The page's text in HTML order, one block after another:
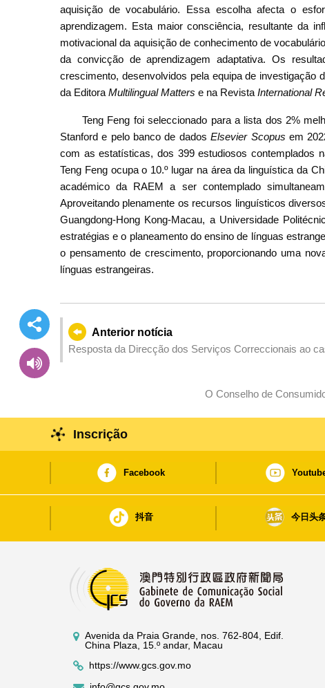
aquisição de vocabulário. Essa escolha afecta o
aprendizagem. Esta maior consciência, resultante da
motivacional da aquisição de conhecimento de
da convicção de aprendizagem adaptativa. Os
crescimento, desenvolvidos pela equipa de investigação
da EditoraMultilingual Matters e na RevistaInternational
Teng Feng foi seleccionado para a lista dos 2%
Stanford e pelo banco de dadosElsevier Scopus em
com as estatísticas, dos 399 estudiosos contemplados
Teng Feng ocupa o 10.º lugar na área da linguística da
académico da RAEM a ser contemplado
Aproveitando plenamente os recursos linguísticos
Guangdong-Hong Kong-Macau, a Universidade
estratégias e o planeamento do ensino de línguas
o pensamento de crescimento, proporcionando uma
línguas estrangeiras.
Anterior notícia
Resposta da Direcção dos Serviços Correccionais ao
O Conselho de
Inscrição
Facebook
抖音 今日头
Avenida da Praia Grande, nos. 762-804, Edif.
China Plaza, 15.º andar, Macau
https://www.gcs.gov.mo